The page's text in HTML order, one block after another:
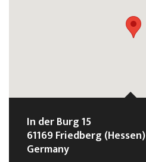
In der Burg 15
61169 Friedberg (Hessen)
Germany